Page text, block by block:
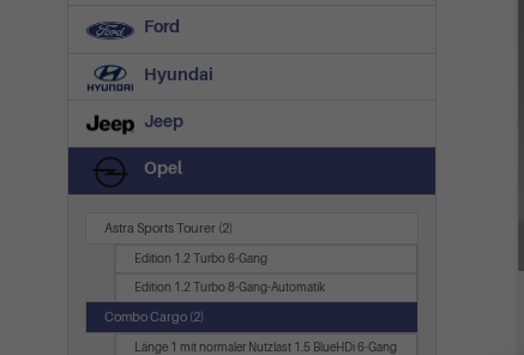
Ford
Hyundai
Jeep
Opel
Astra Sports Tourer (2)
Edition 1.2 Turbo 6-Gang
Edition 1.2 Turbo 8-Gang-Automatik
Combo Cargo (2)
Länge 1 mit normaler Nutzlast 1.5 BlueHDi 6-Gang